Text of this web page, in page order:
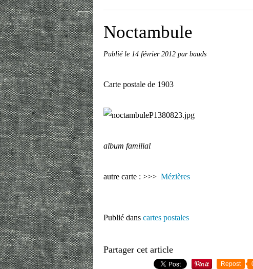
Noctambule
Publié le 14 février 2012 par bauds
Carte postale de 1903
album familial
autre carte : >>> Mézières
Publié dans cartes postales
Partager cet article
Repost